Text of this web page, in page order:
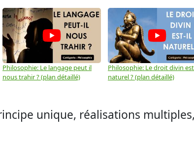
Philosophie: Le langage peut il
nous trahir ? (plan détaillé)
Philosophie: Le droit divin
naturel ? (plan détaillé)
unique, réalisations